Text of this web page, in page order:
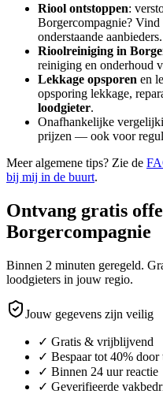
Riool ontstoppen:
Borgercompagnie? Vind
onderstaande aanbieders.
Rioolreiniging in
reiniging en onderhoud
Lekkage opsporen en
opsporing lekkage,
loodgieter.
Onafhankelijke
prijzen — ook voor
Meer algemene tips? Zie de
bij mij in de buurt.
Ontvang gratis
Borgercompagnie
Binnen 2 minuten geregeld.
loodgieters in jouw regio.
Jouw gegevens zijn veilig
✓ Gratis & vrijblijvend
✓ Bespaar tot 40% door
✓ Binnen 24 uur reactie
✓ Geverifieerde